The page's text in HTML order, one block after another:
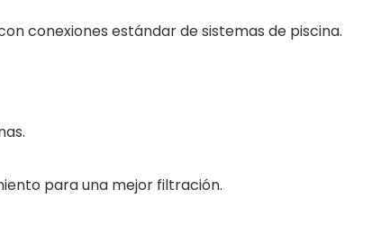
conexiones estándar de sistemas de piscina.
para una mejor filtración.